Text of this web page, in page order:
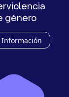
género
Información